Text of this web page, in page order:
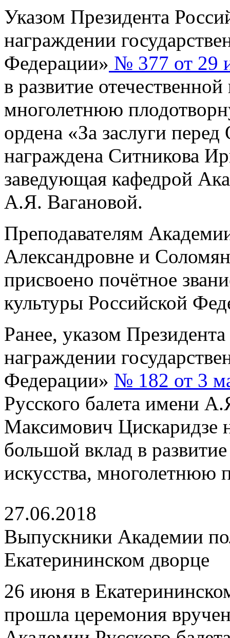
Указом Президента
награждении
Федерации» № 377 от 29
в развитие
многолетнюю
ордена «За заслуги
награждена Ситникова
заведующая кафедрой
А.Я. Вагановой.
Преподавателям
Александровне и
присвоено почётное
культуры Российской
Ранее, указом
награждении
Федерации» № 182 от 3
Русского балета имени
Максимович Цискаридзе
большой вклад в
искусства, многолетнюю
27.06.2018
Выпускники Академии
Екатерининском дворце
26 июня в
прошла церемония